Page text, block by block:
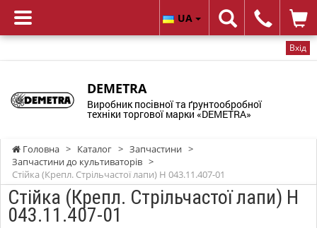
Вхід
DEMETRA
Виробник посівної та ґрунтообробної
техніки торгової марки «DEMETRA»
UA
Головна > Каталог > Запчастини >
Запчастини до культиваторів >
Стійка (Крепл. Стрільчастої лапи) Н 043.11.407-01
Стійка (Крепл. Стрільчастої лапи) Н
043.11.407-01